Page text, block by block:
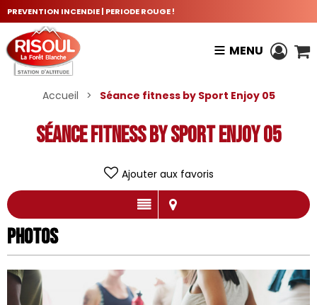
PREVENTION INCENDIE | PERIODE ROUGE !
MENU
Accueil > Séance fitness by Sport Enjoy 05
Séance fitness by Sport Enjoy 05
Ajouter aux favoris
Photos
Photos